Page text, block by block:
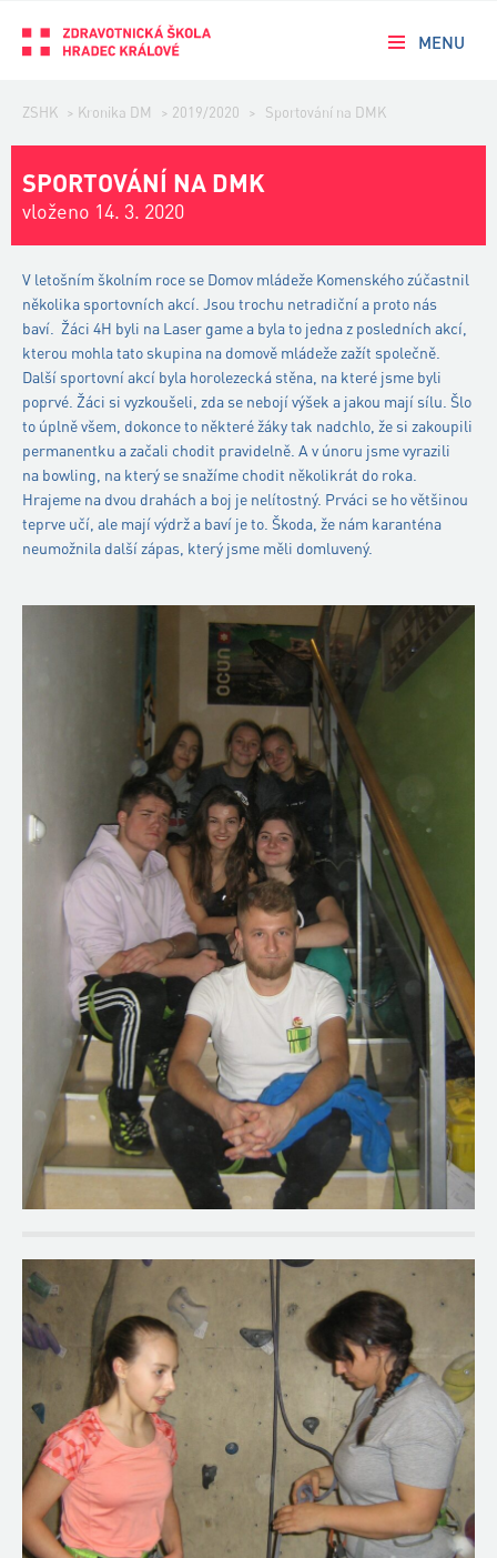
MENU
ZSHK > Kronika DM > 2019/2020 > Sportování na DMK
SPORTOVÁNÍ NA DMK
vloženo 14. 3. 2020
V letošním školním roce se Domov mládeže Komenského zúčastnil
několika sportovních akcí. Jsou trochu netradiční a proto nás
baví. Žáci 4H byli na Laser game a byla to jedna z posledních akcí,
kterou mohla tato skupina na domově mládeže zažít společně.
Další sportovní akcí byla horolezecká stěna, na které jsme byli
poprvé. Žáci si vyzkoušeli, zda se nebojí výšek a jakou mají sílu. Šlo
to úplně všem, dokonce to některé žáky tak nadchlo, že si zakoupili
permanentku a začali chodit pravidelně. A v únoru jsme vyrazili
na bowling, na který se snažíme chodit několikrát do roka.
Hrajeme na dvou drahách a boj je nelítostný. Prváci se ho většinou
teprve učí, ale mají výdrž a baví je to. Škoda, že nám karanténa
neumožnila další zápas, který jsme měli domluvený.